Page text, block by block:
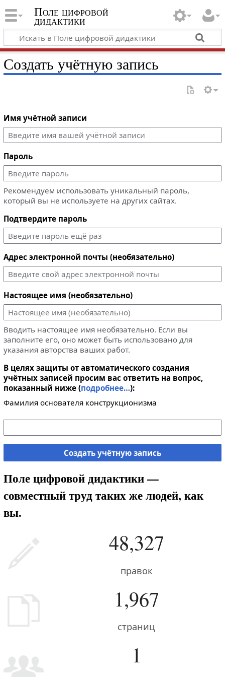
Поле цифровой
дидактики
Создать учётную запись
Имя учётной записи
Пароль
Рекомендуем использовать уникальный пароль,
который вы не используете на других сайтах.
Подтвердите пароль
Адрес электронной почты (необязательно)
Настоящее имя (необязательно)
Вводить настоящее имя необязательно. Если вы
заполните его, оно может быть использовано для
указания авторства ваших работ.
В целях защиты от автоматического создания
учётных записей просим вас ответить на вопрос,
показанный ниже (подробнее…):
Фамилия основателя конструкционизма
Создать учётную запись
Поле цифровой дидактики —
совместный труд таких же людей, как
вы.
48,327
правок
1,967
страниц
1